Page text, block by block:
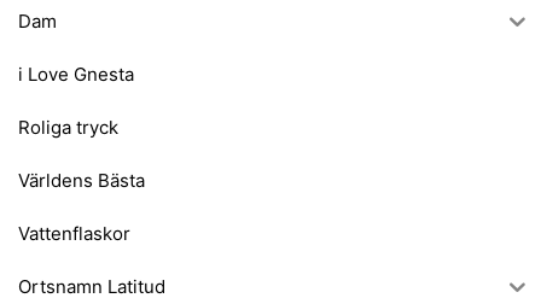
Dam
i Love Gnesta
Roliga tryck
Världens Bästa
Vattenflaskor
Ortsnamn Latitud